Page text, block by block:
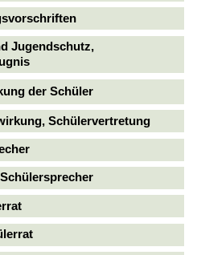
Jugendschutz,
der Schüler
Schülervertretung